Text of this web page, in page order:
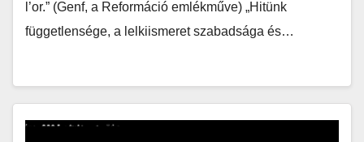
l’or.” (Genf, a Reformáció emlékműve) „Hitünk
függetlensége, a lelkiismeret szabadsága és…